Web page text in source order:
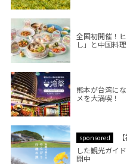
全国初開催！
し」と中国料
熊本が台湾に
メを大満喫！
sponsored
した観光ガイ
開中